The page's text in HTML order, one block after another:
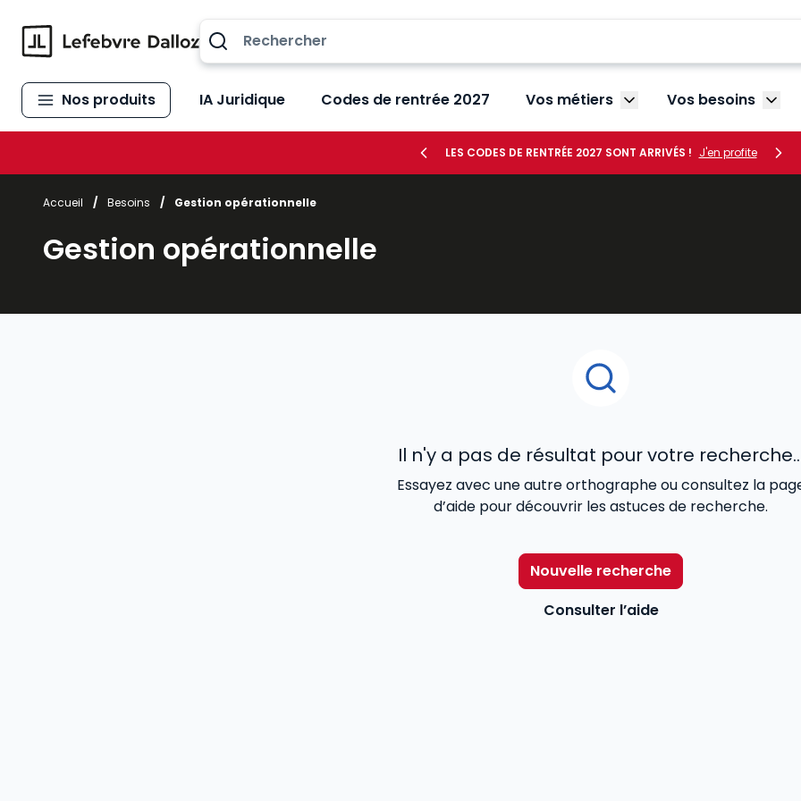
Nos produits IA Juridique Codes de rentrée 2027 Vos métiers Afficher le sous-menu
Vos besoins
LES CODES DE RENTRÉE 2027 SONT ARRIVÉS ! J'en profite
Accueil / Besoins / Gestion opérationnelle
Gestion opérationnelle
Il n'y a pas de résultat pour votre
Essayez avec une autre orthographe ou consultez la
d’aide pour découvrir les astuces de recherche.
Nouvelle recherche
Consulter l’aide